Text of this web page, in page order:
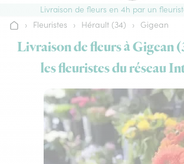
Livraison de fleurs en 4h par un
Accueil
› Fleuristes › Hérault (34) › Gigean
Livraison de fleurs à Gigean
les fleuristes du réseau